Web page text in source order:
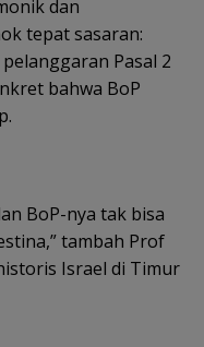
dan
tepat sasaran:
Pasal 2
bahwa BoP
BoP-nya tak bisa
tambah Prof
Israel di Timur